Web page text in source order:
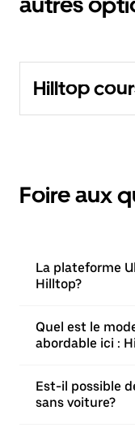
Hilltop
Foire aux
La plateforme
Hilltop?
Quel est le
abordable ici :
Est-il possible
sans voiture?